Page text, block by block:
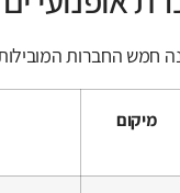
חמש החברות המובילות
מיקום